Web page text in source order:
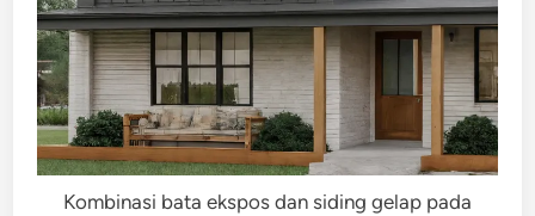
Kombinasi bata ekspos dan siding gelap pada